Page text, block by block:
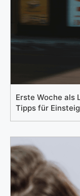
Erste Woche als
Tipps für